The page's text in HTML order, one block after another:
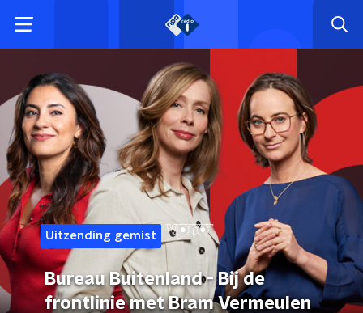
Uitzending gemist
Bureau Buitenland - Bij de
frontlinie met Bram Vermeulen